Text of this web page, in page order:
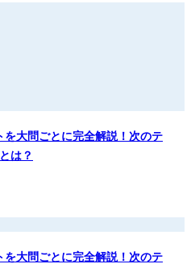
を大問ごとに完全解説！次のテ
は？
を大問ごとに完全解説！次のテ